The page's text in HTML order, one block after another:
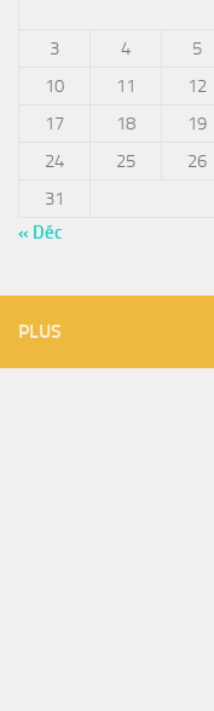
3
4 5
10
11 12
17
18 19
24
25 26
31
« Déc
PLUS